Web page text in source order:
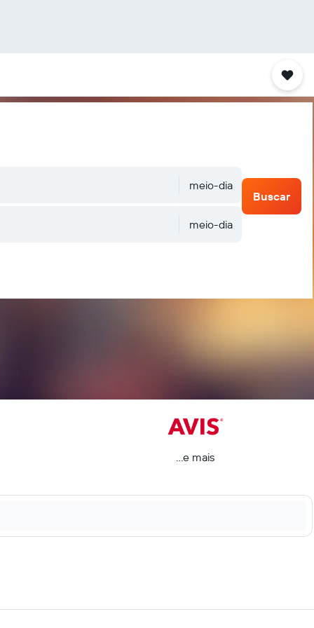
meio-dia
meio-dia
Buscar
...e mais